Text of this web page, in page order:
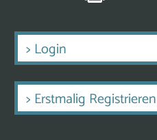
> Login
> Erstmalig Registrieren